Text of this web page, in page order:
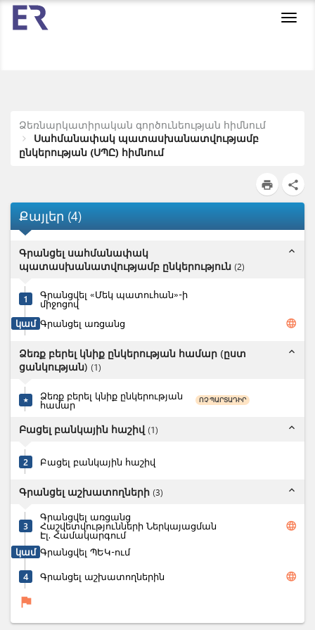
Ձեռնարկատիրական գործունեության հիմնում
Սահմանափակ պատասխանատվությամբ
ընկերության (ՍՊԸ) հիմնում
print share
Քայլեր (4)
Գրանցել սահմանափակ
պատասխանատվությամբ ընկերություն (2)
expand_less
1 Գրանցվել «Մեկ պատուհան»-ի
միջոցով
կամ Գրանցել առցանց language
Ձեռք բերել կնիք ընկերության համար (ըստ
ցանկության) (1)
expand_less
★ Ձեռք բերել կնիք ընկերության
համար ՈՉ ՊԱՐՏԱԴԻՐ
Բացել բանկային հաշիվ (1) expand_less
2 Բացել բանկային հաշիվ
Գրանցել աշխատողների (3) expand_less
3
Գրանցվել առցանց
Հաշվետվությունների Ներկայացման
Էլ. Համակարգում
language
կամ Գրանցվել ՊԵԿ-ում
4 Գրանցել աշխատողներին language
flag